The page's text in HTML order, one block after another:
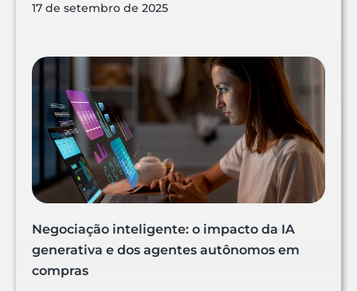
17 de setembro de 2025
Negociação inteligente: o impacto da IA
generativa e dos agentes autônomos em
compras